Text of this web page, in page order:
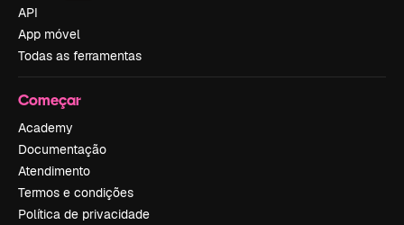
API
App móvel
Todas as ferramentas
Começar
Academy
Documentação
Atendimento
Termos e condições
Política de privacidade